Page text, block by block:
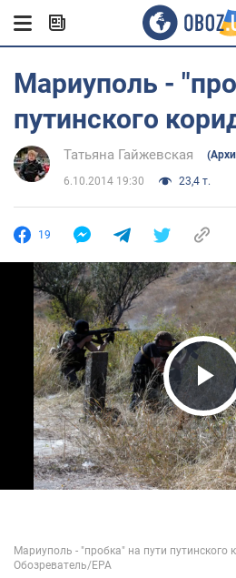
Мариуполь -
путинского
Татьяна Гайжевская
6.10.2014 19:30 23,4 т.
19